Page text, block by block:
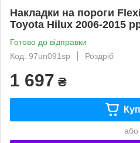
Накладки на пороги
Toyota Hilux 2006-2015
Готово до відправки
Код: 97un091sp
Роздріб
1 697 ₴
або